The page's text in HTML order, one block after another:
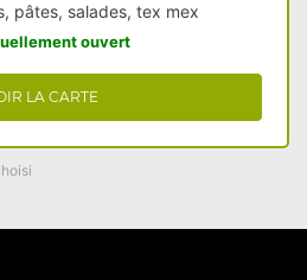
pâtes, salades, tex mex
ouvert
LA CARTE